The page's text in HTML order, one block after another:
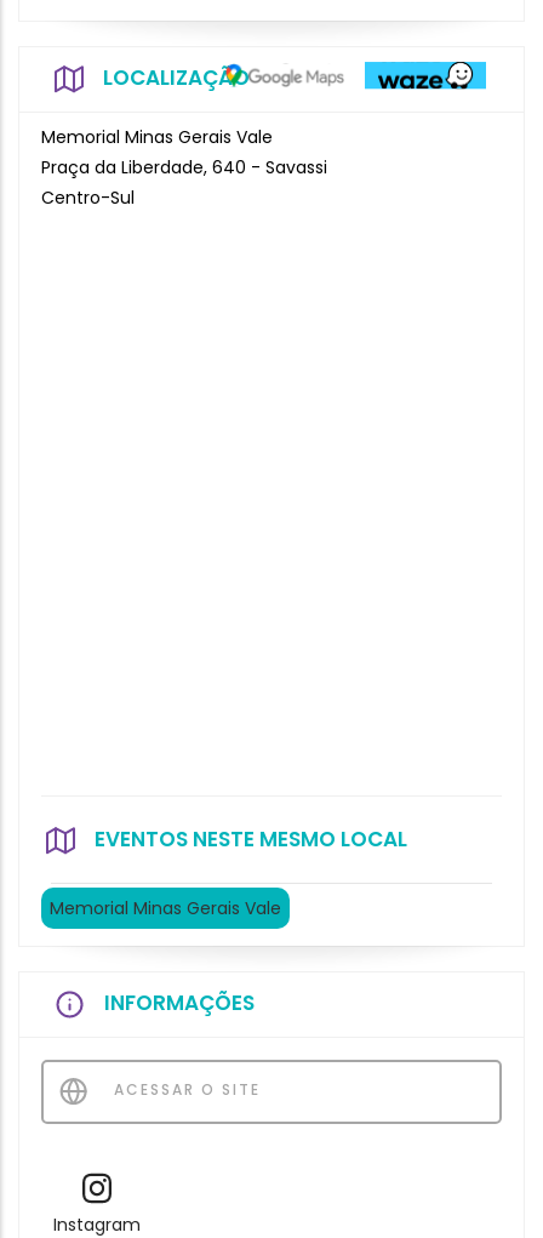
LOCALIZAÇÃO
Memorial Minas Gerais Vale
Praça da Liberdade, 640 - Savassi
Centro-Sul
EVENTOS NESTE MESMO LOCAL
Memorial Minas Gerais Vale
INFORMAÇÕES
ACESSAR O SITE
Instagram